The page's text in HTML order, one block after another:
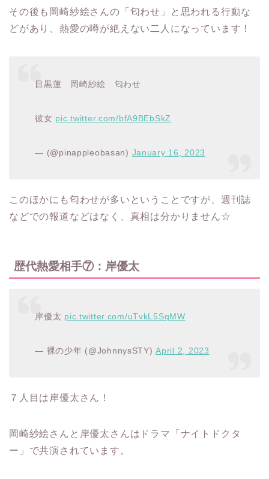
その後も岡崎紗絵さんの「匂わせ」と思われる行動な
どがあり、熱愛の噂が絶えない二人になっています！
目黒蓮 岡崎紗絵 匂わせ
彼女 pic.twitter.com/bfA9BEbSkZ
— (@pinappleobasan) January 16, 2023
このほかにも匂わせが多いということですが、週刊誌
などでの報道などはなく、真相は分かりません☆
歴代熱愛相手⑦：岸優太
岸優太 pic.twitter.com/uTvkL5SqMW
— 裸の少年 (@JohnnysSTY)April 2, 2023
７人目は岸優太さん！
岡崎紗絵さんと岸優太さんはドラマ「ナイトドクタ
ー」で共演されています。